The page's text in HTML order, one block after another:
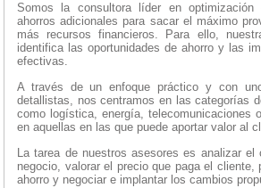
Somos la consultora líder en optimización
ahorros adicionales para sacar el máximo
más recursos financieros. Para ello,
identifica las oportunidades de ahorro y las
efectivas.
A través de un enfoque práctico y con
detallistas, nos centramos en las categorías
como logística, energía, telecomunicaciones
en aquellas en las que puede aportar valor al
La tarea de nuestros asesores es analizar el
negocio, valorar el precio que paga el cliente,
ahorro y negociar e implantar los cambios